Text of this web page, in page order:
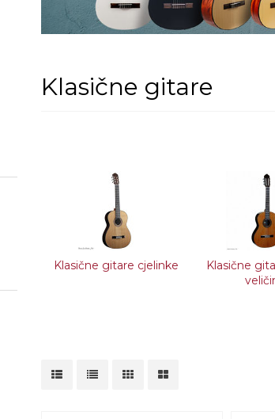
Klasične gitare
Klasične gitare cjelinke
Klasične